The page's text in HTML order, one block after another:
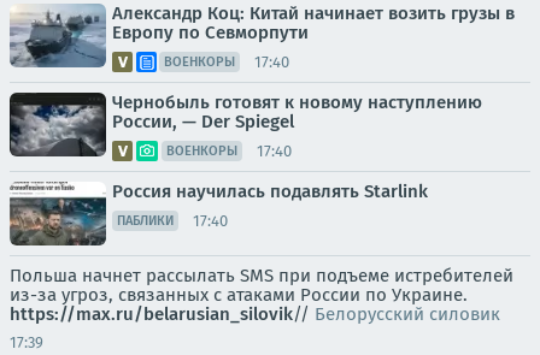
Александр Коц: Китай начинает возить грузы в
Европу по Севморпути
ВОЕНКОРЫ 17:40
Чернобыль готовят к новому наступлению
России, — Der Spiegel
ВОЕНКОРЫ 17:40
Россия научилась подавлять Starlink
ПАБЛИКИ 17:40
Польша начнет рассылать SMS при подъеме истребителей
из-за угроз, связанных с атаками России по Украине.
https://max.ru/belarusian_silovik// Белорусский силовик
17:39